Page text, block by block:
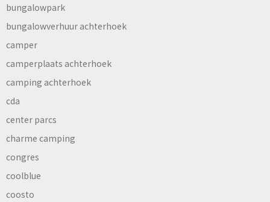
bungalowpark
bungalowverhuur achterhoek
camper
camperplaats achterhoek
camping achterhoek
cda
center parcs
charme camping
congres
coolblue
coosto